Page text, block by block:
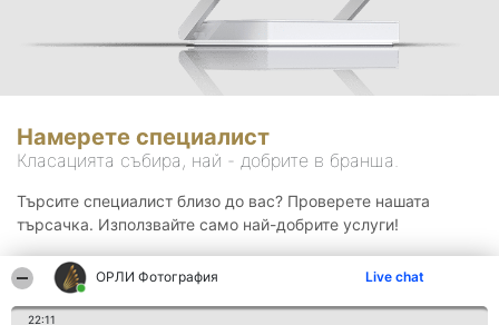
ОРЛИ Фотография Live chat
22:11
Намерете специалист
Класацията събира, най - добрите в бранша.
Търсите специалист близо до вас? Проверете нашата
търсачка. Използвайте само най-добрите услуги!